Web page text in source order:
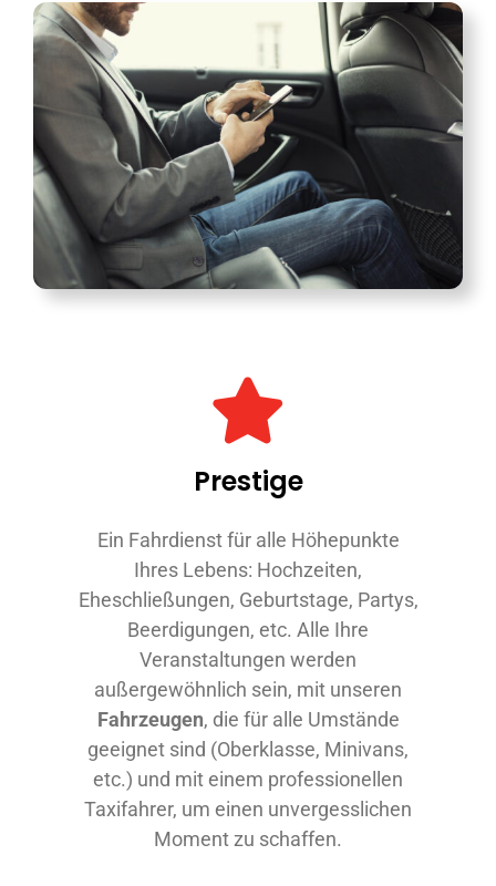
Prestige
Ein Fahrdienst für alle Höhepunkte
Ihres Lebens: Hochzeiten,
Eheschließungen, Geburtstage, Partys,
Beerdigungen, etc. Alle Ihre
Veranstaltungen werden
außergewöhnlich sein, mit unseren
Fahrzeugen, die für alle Umstände
geeignet sind (Oberklasse, Minivans,
etc.) und mit einem professionellen
Taxifahrer, um einen unvergesslichen
Moment zu schaffen.